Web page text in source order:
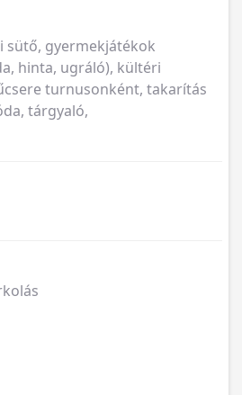
sütő, gyermekjátékok
hinta, ugráló), kültéri
turnusonként, takarítás
tárgyaló,